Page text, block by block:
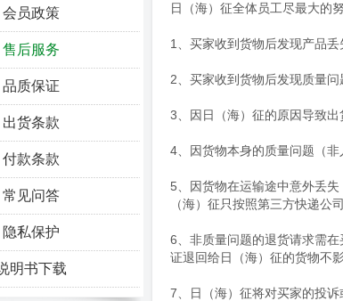
会员政策
售后服务
品质保证
出货条款
付款条款
常见问答
隐私保护
明书下载
日（海）征全体员工尽最大的
1、 买家收到货物后发现产品
2、买家收到货物后发现质量
3、因日（海）征的原因导致
4、因货物本身的质量问题（
5、因货物在运输途中意外丢
（海）征只按照第三方快递公
6、非质量问题的退货请求需
证退回给日（海）征的货物不
7、日（海）征将对买家的投